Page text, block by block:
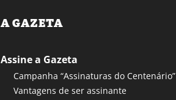
A GAZETA
Assine a Gazeta
Campanha “Assinaturas do Centenário”
Vantagens de ser assinante